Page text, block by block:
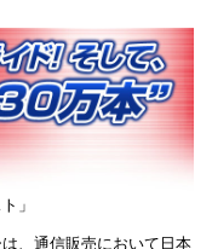
」
、通信販売において日本